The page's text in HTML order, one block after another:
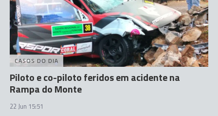
CASOS DO DIA
Piloto e co-piloto feridos em acidente na
Rampa do Monte
22 Jun 15:51